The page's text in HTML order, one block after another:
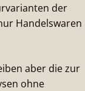
der
Handelswaren
aber die zur
ohne